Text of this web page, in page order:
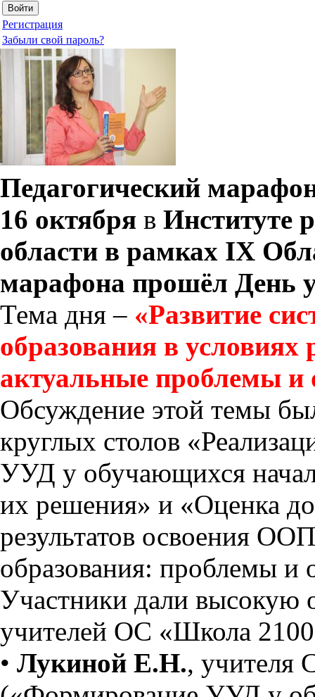
Регистрация
Забыли свой пароль?
Педагогический
16 октября в Институте
области в рамках IX
марафона прошёл День
Тема дня – «Развитие
образования в
актуальные проблемы
Обсуждение этой темы
круглых столов
УУД у обучающихся
их решения» и «Оценка
результатов освоения
образования: проблемы
Участники дали высокую
учителей ОС «Школа
• Лукиной Е.Н.,